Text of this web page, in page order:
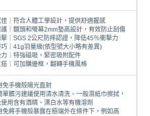
｜符合人體工學設計，提供舒適握感
｜鏡頭和螢幕2mm墊高設計，有效防止刮傷
｜SGS 2公尺防摔認證，降低45％衝擊力
｜41g羽量級(依型號大小略有差異)
｜特強磁吸，緊密吸附配件
｜可加購邊框，翻轉手機風格
手機殼陽光直射
髒污建議使用清水清洗、一般濕紙巾擦拭，
用含有酒精、漂白水等有機溶劑
將手機殼暴露在極端外在條件下，例如高